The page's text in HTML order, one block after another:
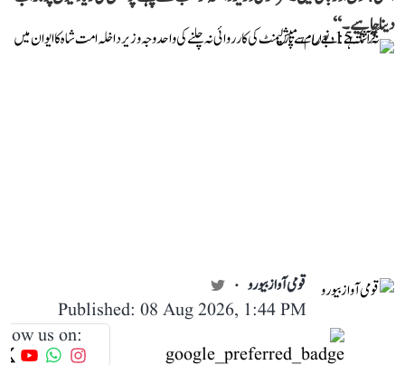
دینا چاہیے۔‘‘
قومی آواز بیورو
Published: 08 Aug 2026, 1:44 PM
us on: